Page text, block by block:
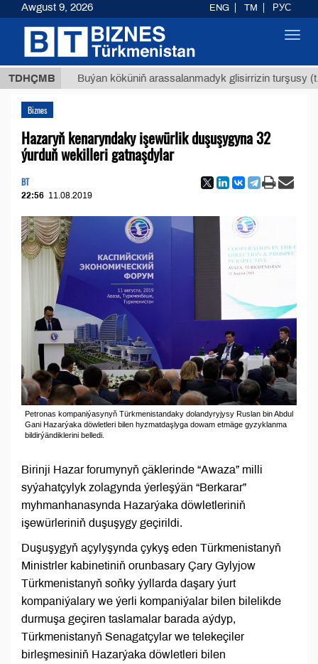
TDHÇMBBuýan köküniň arassalanmadyk glisirrizin turşusy (t.)
Biznes
Hazaryň kenaryndaky işewürlik duşuşygyna 32
ýurduň wekilleri gatnaşdylar
BT
22:56 11.08.2019
Petronas kompaniýasynyň Türkmenistandaky dolandyryjysy Ruslan bin Abdul
Gani Hazarýaka döwletleri bilen hyzmatdaşlyga dowam etmäge gyzyklanma
bildirýändiklerini belledi.
Birinji Hazar forumynyň çäklerinde “Awaza” milli
syýahatçylyk zolagynda ýerleşýän “Berkarar”
myhmanhanasynda Hazarýaka döwletleriniň
işewürleriniň duşuşygy geçirildi.
Duşuşygyň açylyşynda çykyş eden Türkmenistanyň
Ministrler kabinetiniň orunbasary Çary Gylyjow
Türkmenistanyň soňky ýyllarda daşary ýurt
kompaniýalary we ýerli kompaniýalar bilen bilelikde
durmuşa geçiren taslamalar barada aýdyp,
Türkmenistanyň Senagatçylar we telekeçiler
birleşmesiniň Hazarýaka döwletleri bilen
Awgust 9, 2026 ENG TM РУС